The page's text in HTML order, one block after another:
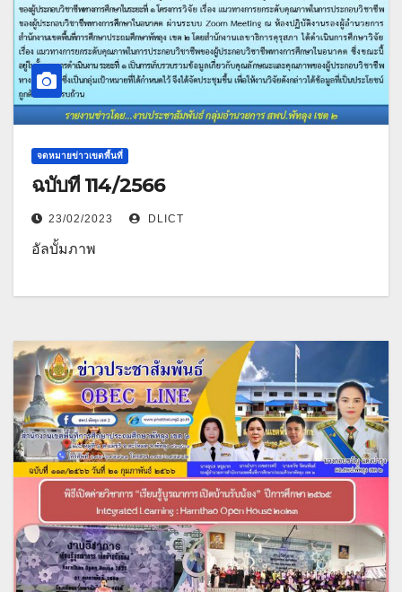
จดหมายข่าวเขตพื้นที่
ฉบับที่ 114/2566
23/02/2023 DLICT
อัลบั้มภาพ